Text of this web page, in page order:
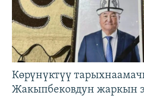
Көрүнүктүү
Жакыпбековдун жаркын